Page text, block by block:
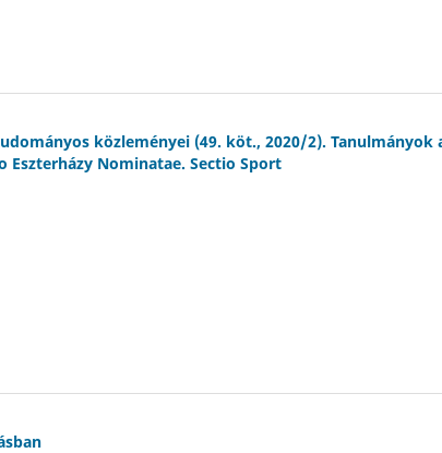
közleményei (49. köt., 2020/2). Tanulmányok
Nominatae. Sectio Sport